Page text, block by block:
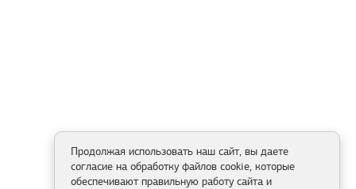
Продолжая использовать наш сайт, вы даете
согласие на обработку файлов cookie, которые
обеспечивают правильную работу сайта и